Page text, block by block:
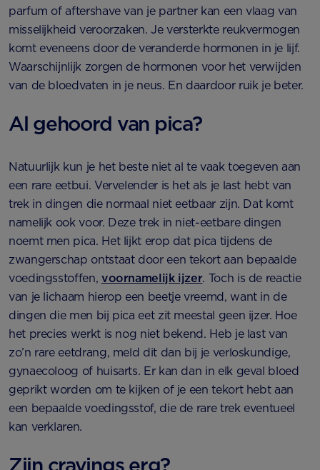
parfum of aftershave van je partner kan een vlaag van
misselijkheid veroorzaken. Je versterkte reukvermogen
komt eveneens door de veranderde hormonen in je lijf.
Waarschijnlijk zorgen de hormonen voor het verwijden
van de bloedvaten in je neus. En daardoor ruik je beter.
Al gehoord van pica?
Natuurlijk kun je het beste niet al te vaak toegeven aan
een rare eetbui. Vervelender is het als je last hebt van
trek in dingen die normaal niet eetbaar zijn. Dat komt
namelijk ook voor. Deze trek in niet-eetbare dingen
noemt men pica. Het lijkt erop dat pica tijdens de
zwangerschap ontstaat door een tekort aan bepaalde
voedingsstoffen, voornamelijk ijzer. Toch is de reactie
van je lichaam hierop een beetje vreemd, want in de
dingen die men bij pica eet zit meestal geen ijzer. Hoe
het precies werkt is nog niet bekend. Heb je last van
zo’n rare eetdrang, meld dit dan bij je verloskundige,
gynaecoloog of huisarts. Er kan dan in elk geval bloed
geprikt worden om te kijken of je een tekort hebt aan
een bepaalde voedingsstof, die de rare trek eventueel
kan verklaren.
Zijn cravings erg?